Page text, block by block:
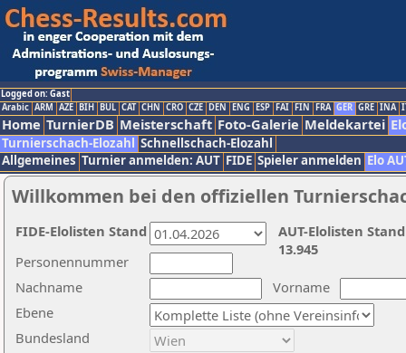
Logged on: Gast
Arabic ARM AZE BIH BUL CAT CHN CRO CZE DEN ENG ESP FAI FIN FRA GER GRE INA
Home TurnierDB Meisterschaft Foto-Galerie Meldekartei
Turnierschach-Elozahl Schnellschach-Elozahl
Allgemeines Turnier anmelden: AUT FIDE Spieler anmelden Elo
Willkommen bei den offiziellen
Nachname
Vorname
Ebene
Personennummer
Bundesland
AUT-Elolisten
13.945
FIDE-Elolisten Stand